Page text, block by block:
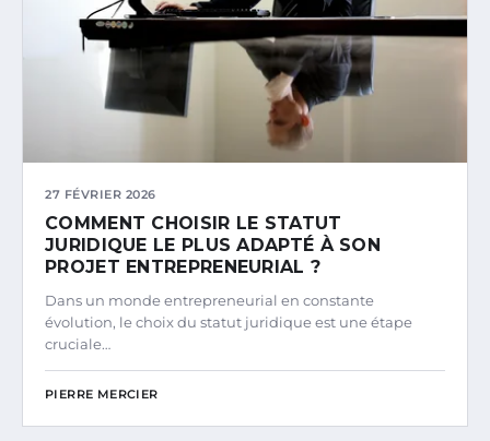
27 FÉVRIER 2026
COMMENT CHOISIR LE STATUT
JURIDIQUE LE PLUS ADAPTÉ À SON
PROJET ENTREPRENEURIAL ?
Dans un monde entrepreneurial en constante
évolution, le choix du statut juridique est une étape
cruciale…
PIERRE MERCIER